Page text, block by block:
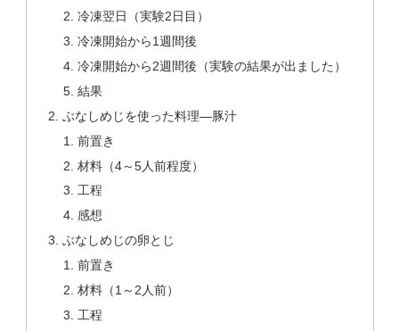
冷凍翌日（実験2日目）
冷凍開始から1週間後
冷凍開始から2週間後（実験の結果が出ました）
結果
ぶなしめじを使った料理―豚汁
前置き
材料（4～5人前程度）
工程
感想
ぶなしめじの卵とじ
前置き
材料（1～2人前）
工程